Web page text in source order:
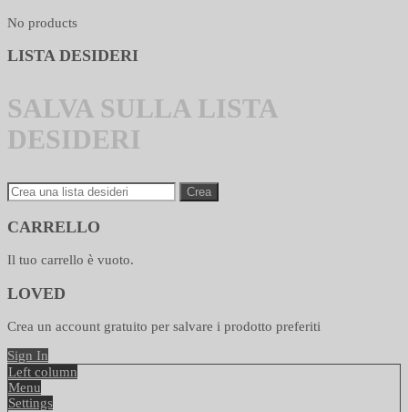
No products
LISTA DESIDERI
SALVA SULLA LISTA
DESIDERI
Crea
CARRELLO
Il tuo carrello è vuoto.
LOVED
Crea un account gratuito per salvare i prodotto preferiti
Sign In
Left column
Menu
Settings